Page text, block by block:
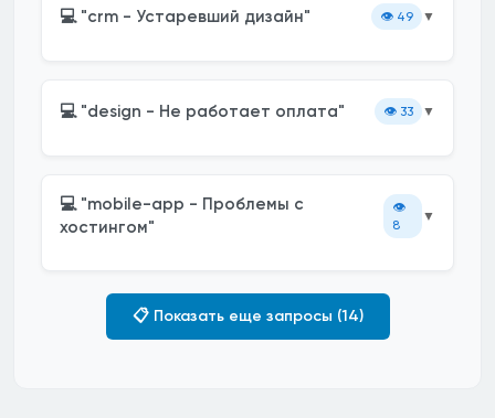
💻 "crm - Устаревший дизайн" 👁️ 49 ▼
💻 "design - Не работает оплата" 👁️ 33 ▼
💻 "mobile-app - Проблемы с
хостингом"
👁️
8
▼
📋 Показать еще запросы (14)